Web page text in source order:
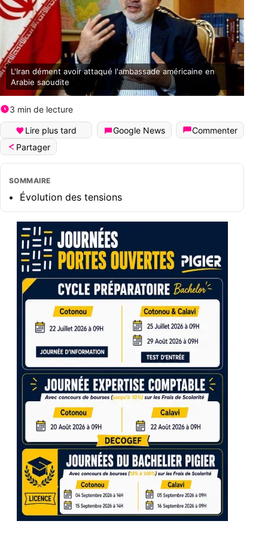
L'Iran dément avoir attaqué l'ambassade américaine en
Arabie saoudite
3 min de lecture
Lire plus tard Google News
Commenter
Partager
SOMMAIRE
Évolution des tensions